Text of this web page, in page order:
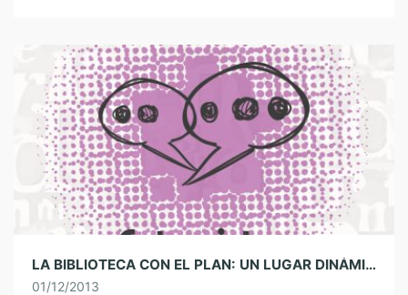
LA BIBLIOTECA CON EL PLAN: UN LUGAR DINÁMICO, DE ENTRETENIMIENTO Y CREATIVO. ENTREVISTA A JUAN CARLOS ARÉVALO DE FUENTE DEL MAESTRE
01/12/2013